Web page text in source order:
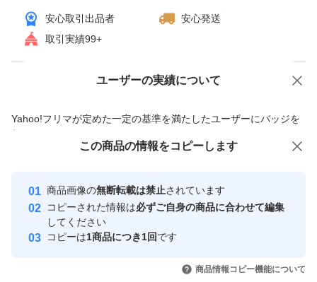
上記の件で何か気になることがありましたら、ご質問や評
価する前にコメントにてお問い合わせ下さい。
一定の温度と湿度が保つ、さつまいも専用貯蔵庫で
追熟させております。
お値下げはしません。
安心取引出品者
安心発送
取引実績99+
ユーザーの実績について
Yahoo!フリマが定めた一定の基準を満たしたユーザーにバッジを
付与しています
安心取引出品者
心・安全なユーザーです
取引実績
引を完了させた実績があります
価格の相談 商品への質問
この商品の情報をコピーします
商品画像の無断転載は禁止されています
コピーされた情報は必ずご自身の商品に合わせて編集
してください
コピーは1商品につき1回です
商品情報コピー機能について
この商品をみている人にオススメ